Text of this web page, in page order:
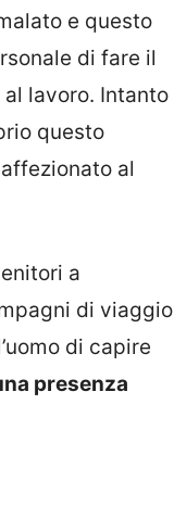
e questo
di fare il
lavoro. Intanto
questo
al
a
di viaggio
di capire
presenza